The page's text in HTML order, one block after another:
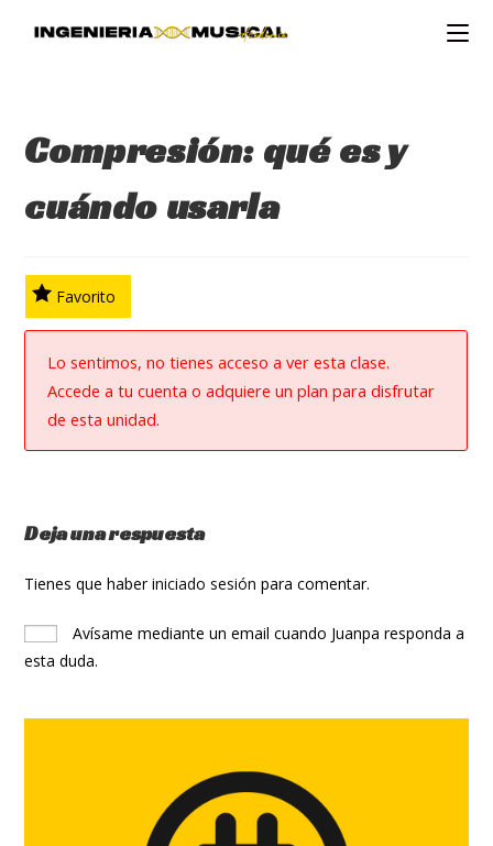
Compresión: qué es y
cuándo usarla
Favorito
Lo sentimos, no tienes acceso a ver esta clase.
Accede a tu cuenta o adquiere un plan para disfrutar
de esta unidad.
Deja una respuesta
Tienes que haberiniciado sesión para comentar.
Avísame mediante un email cuando Juanpa responda a
esta duda.